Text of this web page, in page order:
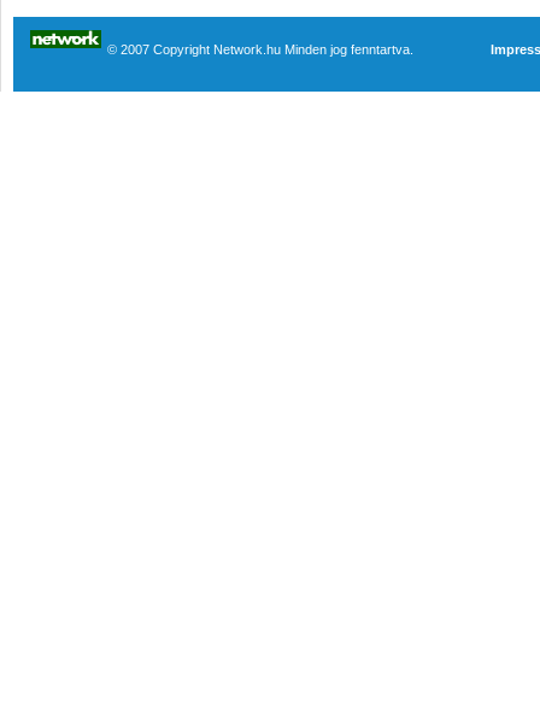
© 2007 Copyright Network.hu Minden jog fenntartva.